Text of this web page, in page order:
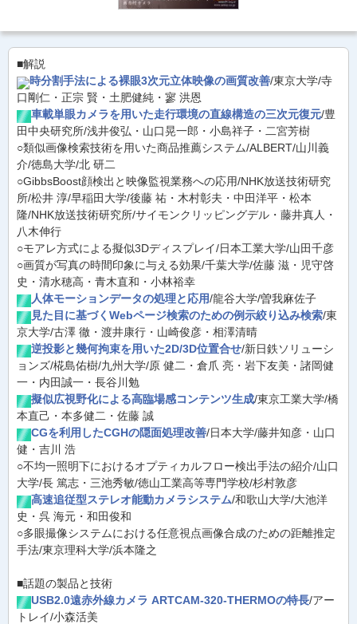
■解説
時分割手法による裸眼3次元立体映像の画質改善/東京大学/寺
口剛仁・正宗 賢・土肥健純・寥 洪恩
車載単眼カメラを用いた走行環境の直線構造の三次元復元/豊
田中央研究所/浅井俊弘・山口晃一郎・小島祥子・二宮芳樹
○類似画像検索技術を用いた商品推薦システム/ALBERT/山川義
介/徳島大学/北 研二
○GibbsBoost顔検出と映像監視業務への応用/NHK放送技術研究
所/松井 淳/早稲田大学/後藤 祐・木村彰夫・中田洋平・松本
隆/NHK放送技術研究所/サイモンクリッピングデル・藤井真人・
八木伸行
○モアレ方式による擬似3Dディスプレイ/日本工業大学/山田千彦
○画質が写真の時間印象に与える効果/千葉大学/佐藤 滋・児守啓
史・清水穂高・青木直和・小林裕幸
人体モーションデータの処理と応用/龍谷大学/曽我麻佐子
見た目に基づくWebページ検索のための例示絞り込み検索/東
京大学/古澤 徹・渡井康行・山崎俊彦・相澤清晴
逆投影と幾何拘束を用いた2D/3D位置合せ/新日鉄ソリューシ
ョンズ/椛島佑樹/九州大学/原 健二・倉爪 亮・岩下友美・諸岡健
一・内田誠一・長谷川勉
擬似広視野化による高臨場感コンテンツ生成/東京工業大学/橋
本直己・本多健二・佐藤 誠
CGを利用したCGHの隠面処理改善/日本大学/藤井知彦・山口
健・吉川 浩
○不均一照明下におけるオプティカルフロー検出手法の紹介/山口
大学/長 篤志・三池秀敏/徳山工業高等専門学校/杉村敦彦
高速追従型ステレオ能動カメラシステム/和歌山大学/大池洋
史・呉 海元・和田俊和
○多眼撮像システムにおける任意視点画像合成のための距離推定
手法/東京理科大学/浜本隆之
■話題の製品と技術
USB2.0遠赤外線カメラ ARTCAM-320-THERMOの特長/アー
トレイ/小森活美